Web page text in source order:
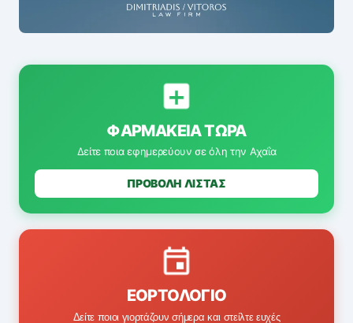
ΦΑΡΜΑΚΕΊΑ ΤΏΡΑ
Δείτε ποια εφημερεύουν σε όλη την Αχαΐα
ΠΡΟΒΟΛΗ ΛΙΣΤΑΣ
ΕΟΡΤΟΛΌΓΙΟ
Δείτε ποιοι γιορτάζουν σήμερα και στείλτε ευχές